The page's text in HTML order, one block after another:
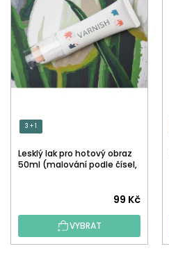
3 + 1
Lesklý lak pro hotový obraz
50ml (malování podle čísel,
hodnocení
produktu
je
99 Kč
VYBRAT